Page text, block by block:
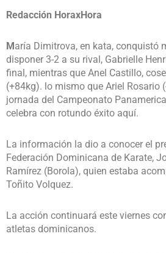
Redacción HoraxHora
María Dimitrova, en kata, conquistó
disponer 3-2 a su rival, Gabrielle
final, mientras que Anel Castillo,
(+84kg). lo mismo que Ariel Rosario
jornada del Campeonato
celebra con rotundo éxito aquí.
La información la dio a conocer el
Federación Dominicana de Karate,
Ramírez (Borola), quien estaba
Toñito Volquez.
La acción continuará este viernes
atletas dominicanos.